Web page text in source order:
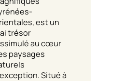
est un
trésor
au cœur
paysages
Situé à